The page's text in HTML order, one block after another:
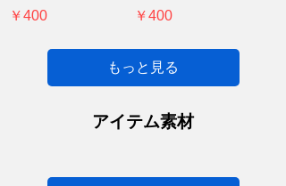
価格
￥400
価格
￥400
もっと見る
アイテム素材